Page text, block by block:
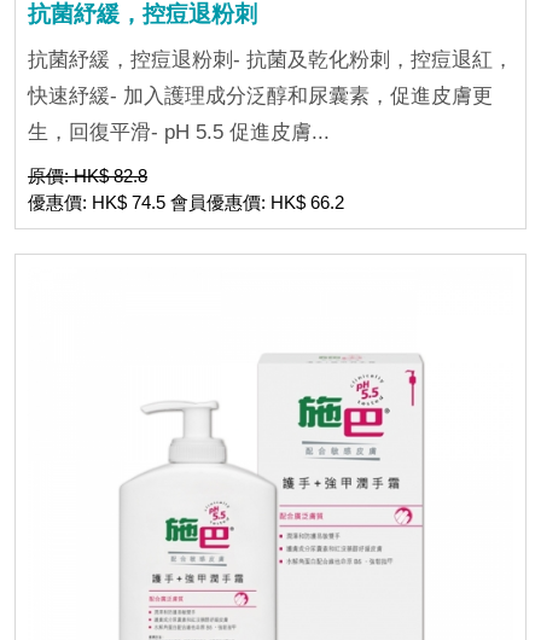
抗菌紓緩，控痘退粉刺
抗菌紓緩，控痘退粉刺- 抗菌及乾化粉刺，控痘退紅，
快速紓緩- 加入護理成分泛醇和尿囊素，促進皮膚更
生，回復平滑- pH 5.5 促進皮膚...
原價: HK$ 82.8
優惠價: HK$ 74.5 會員優惠價: HK$ 66.2